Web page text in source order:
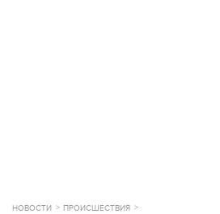
НОВОСТИ ПРОИСШЕСТВИЯ